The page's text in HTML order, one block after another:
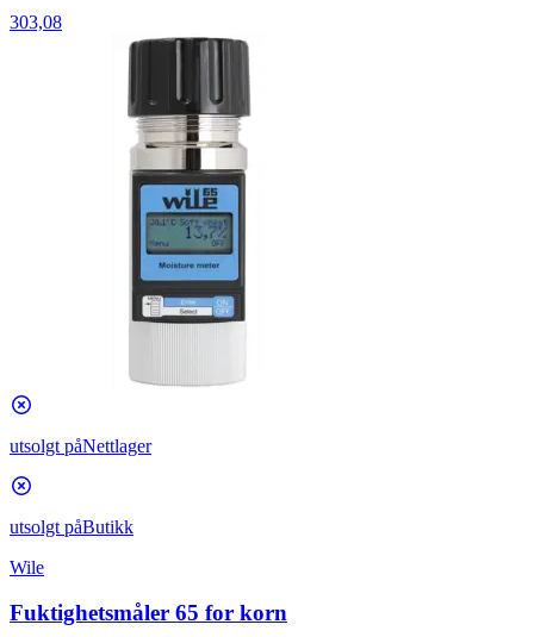
303,08
utsolgt påNettlager
utsolgt påButikk
Wile
Fuktighetsmåler 65 for korn